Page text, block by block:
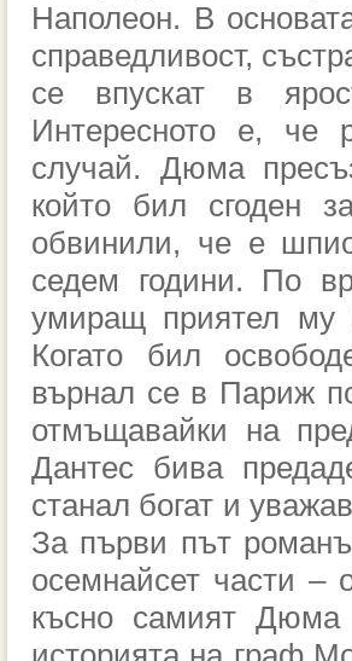
Наполеон. В
справедливост,
се впускат в
Интересното е, че
случай. Дюма
който бил сгоден
обвинили, че е
седем години. По
умиращ приятел му
Когато бил
върнал се в Париж
отмъщавайки на
Дантес бива
станал богат и
За първи път
осемнайсет части –
късно самият Дюма